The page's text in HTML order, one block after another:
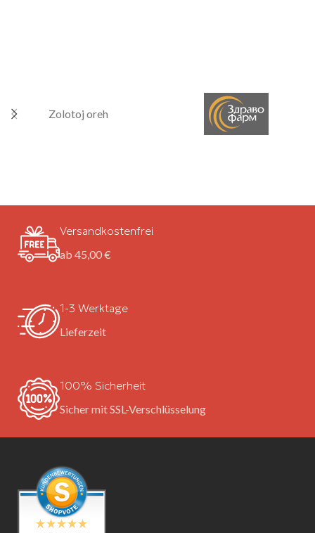
Zolotoj oreh
Versandkostenfrei
ab 45,00 €
1-3 Werktage
Lieferzeit
100% Sicherheit
Sicher mit SSL-Verschlüsselung